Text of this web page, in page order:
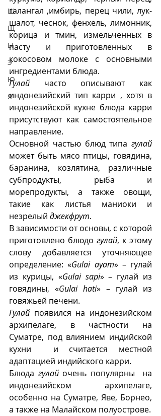
Ш
Щ
Ы
Э
Ю
Я
галангал ,имбирь, перец чили, лук-
шалот, чеснок, фенхель, лимонник,
корица и тмин, измельченных в
пасту и приготовленных в
кокосовом молоке с основными
ингредиентами блюда.
Гулай часто описывают как
индонезийский тип карри , хотя в
индонезийской кухне блюда карри
присутствуют как самостоятельное
направление.
Основной частью блюд типа гулай
может быть мясо птицы, говядина,
баранина, козлятина, различные
субпродукты, рыба и
морепродукты, а также овощи,
такие как листья маниоки и
незрелый джекфрут.
В зависимости от основы, с которой
приготовлено блюдо гулай, к этому
слову добавляется уточняющее
определение: «Gulai ayam» – гулай
из курицы, «Gulai sapi» – гулай из
говядины, «Gulai hati» – гулай из
говяжьей печени.
Гулай появился на индонезийском
архипелаге, в частности на
Суматре, под влиянием индийской
кухни  и считается местной
адаптацией индийского карри.
Блюда гулай очень популярны  на
индонезийском архипелаге,
особенно на Суматре, Яве, Борнео,